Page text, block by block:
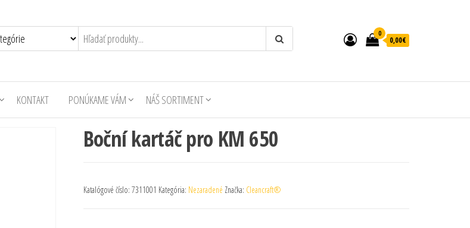
0
0,00€
KONTAKT PONÚKAME VÁM NÁŠ SORTIMENT
Boční kartáč pro KM 650
Katalógové číslo: 7311001 Kategória: Nezaradené Značka: Cleancraft®